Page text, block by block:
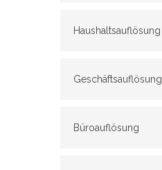
Haushaltsauflösung
Geschäftsauflösung
Büroauflösung